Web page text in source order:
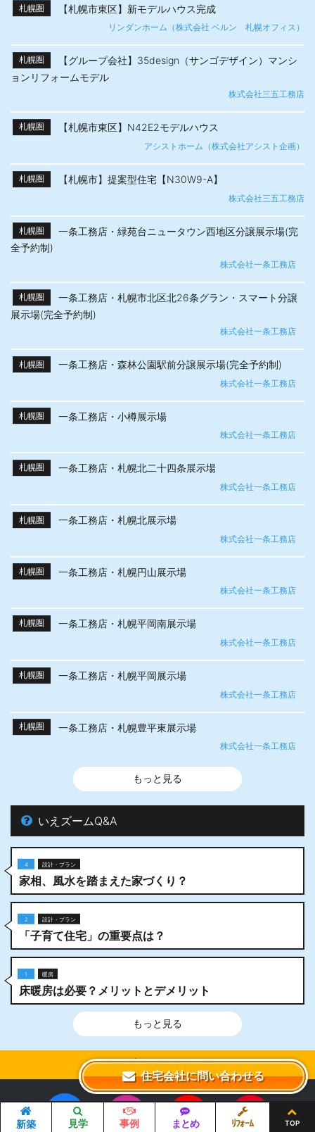
札幌圏 【札幌市東区】新モデルハウス完成
リンダンホーム（株式会社 ベルン 札幌オフィス）
札幌圏
【グループ会社】35design（サンゴデザイン）マンシ
ョンリフォームモデル
株式会社三五工務店
札幌圏 【札幌市東区】N42E2モデルハウス
アシストホーム（株式会社アシスト企画）
札幌圏 【札幌市】提案型住宅【N30W9-A】
株式会社三五工務店
札幌圏
一条工務店・緑苑台ニュータウン西地区分譲展示場(完
全予約制)
株式会社一条工務店
札幌圏
一条工務店・札幌市北区北26条グラン・スマート分譲
展示場(完全予約制)
株式会社一条工務店
札幌圏 一条工務店・森林公園駅前分譲展示場(完全予約制)
株式会社一条工務店
札幌圏 一条工務店・小樽展示場
株式会社一条工務店
札幌圏 一条工務店・札幌北二十四条展示場
株式会社一条工務店
札幌圏 一条工務店・札幌北展示場
株式会社一条工務店
札幌圏 一条工務店・札幌円山展示場
株式会社一条工務店
札幌圏 一条工務店・札幌平岡南展示場
株式会社一条工務店
札幌圏 一条工務店・札幌平岡展示場
株式会社一条工務店
札幌圏 一条工務店・札幌豊平東展示場
株式会社一条工務店
もっと見る
いえズームQ&A
4 設計・プラン
家相、風水を踏まえた家づくり？
2 設計・プラン
「子育て住宅」の重要点は？
1 暖房
床暖房は必要？メリットとデメリット
もっと見る
いえズームとは？
家を建てるなら、設計施工力・提案力など「真の実力」を有する
住宅会社を選びませんか？iezoom（いえズーム）は（株）北海道
住宅新聞社が、日頃の住宅業界への取材を元に、優れたハウスメ
新築 見学 事例 まとめ ﾘﾌｫｰﾑ TOP
住宅会社に問い合わせる
FacebookInstagramYouTube